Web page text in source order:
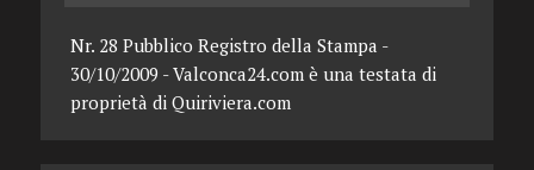
Nr. 28 Pubblico Registro della Stampa -
30/10/2009 - Valconca24.com è una testata di
proprietà di Quiriviera.com